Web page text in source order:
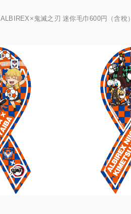
ALBIREX×鬼滅之刃 迷你毛巾600円（含稅）